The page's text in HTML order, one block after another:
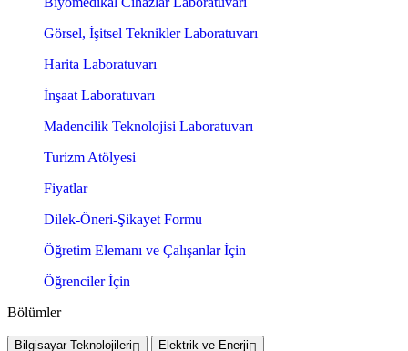
Görsel, İşitsel Teknikler Laboratuvarı
Harita Laboratuvarı
İnşaat Laboratuvarı
Madencilik Teknolojisi Laboratuvarı
Turizm Atölyesi
Fiyatlar
Dilek-Öneri-Şikayet Formu
Öğretim Elemanı ve Çalışanlar İçin
Öğrenciler İçin
Bölümler
Bilgisayar Teknolojileri
Elektrik ve Enerji